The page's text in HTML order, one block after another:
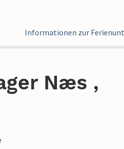
Informationen zur
Næs ,